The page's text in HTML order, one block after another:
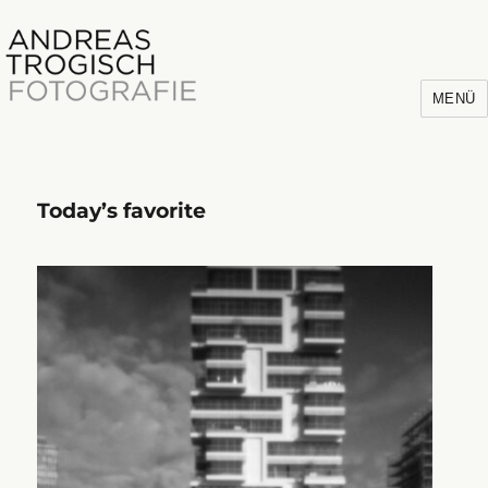
Andreas Trogisch
MENÜ
Today’s favorite